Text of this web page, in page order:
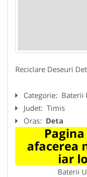
Reciclare Deseuri
Categorie: Baterii
Judet: Timis
Oras: Deta
afacerea
iar
Baterii